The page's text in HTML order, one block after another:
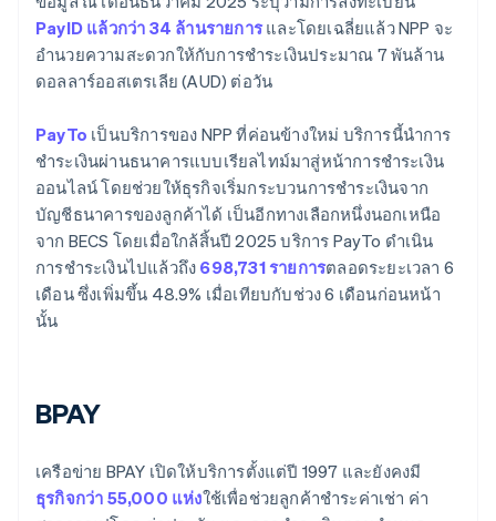
PayID แล้วกว่า 34 ล้านรายการและโดยเฉลี่ยแล้ว NPP จะ
อำนวยความสะดวกให้กับการชำระเงินประมาณ 7 พันล้าน
ดอลลาร์ออสเตรเลีย (AUD) ต่อวัน
PayTo เป็นบริการของ NPP ที่ค่อนข้างใหม่ บริการนี้นำการ
ชำระเงินผ่านธนาคารแบบเรียลไทม์มาสู่หน้าการชำระเงิน
ออนไลน์ โดยช่วยให้ธุรกิจเริ่มกระบวนการชำระเงินจาก
บัญชีธนาคารของลูกค้าได้ เป็นอีกทางเลือกหนึ่งนอกเหนือ
จาก BECS โดยเมื่อใกล้สิ้นปี 2025 บริการ PayTo ดำเนิน
การชำระเงินไปแล้วถึง 698,731 รายการตลอดระยะเวลา 6
เดือน ซึ่งเพิ่มขึ้น 48.9% เมื่อเทียบกับช่วง 6 เดือนก่อนหน้า
นั้น
BPAY
เครือข่าย BPAY เปิดให้บริการตั้งแต่ปี 1997 และยังคงมี
ธุรกิจกว่า 55,000 แห่งใช้เพื่อช่วยลูกค้าชำระค่าเช่า ค่า